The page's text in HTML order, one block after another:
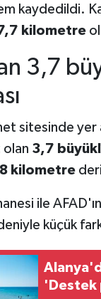
kaydedildi.
kilometre
3,7
sitesinde
olan 3,7
kilometre
ile
küçük
'Destek